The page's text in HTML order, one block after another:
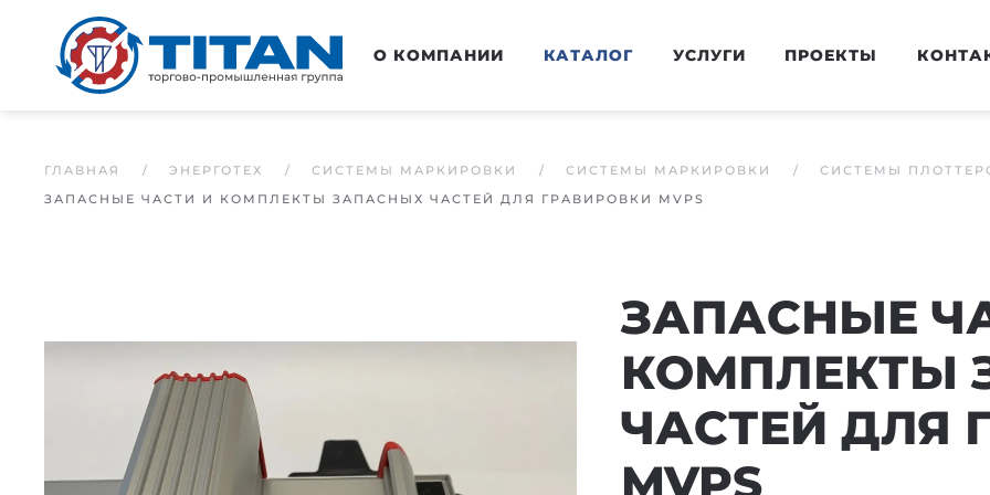
Перейти к основному содержанию О КОМПАНИИ КАТАЛОГ УСЛУГИ ПРОЕКТЫ
ГЛАВНАЯ ЭНЕРГОТЕХ СИСТЕМЫ МАРКИРОВКИ СИСТЕМЫ МАРКИРОВКИ СИСТЕМЫ
ЗАПАСНЫЕ ЧАСТИ И КОМПЛЕКТЫ ЗАПАСНЫХ ЧАСТЕЙ ДЛЯ ГРАВИРОВКИ MVPS
ЗАПАСНЫЕ
КОМПЛЕКТЫ
ЧАСТЕЙ ДЛЯ
MVPS